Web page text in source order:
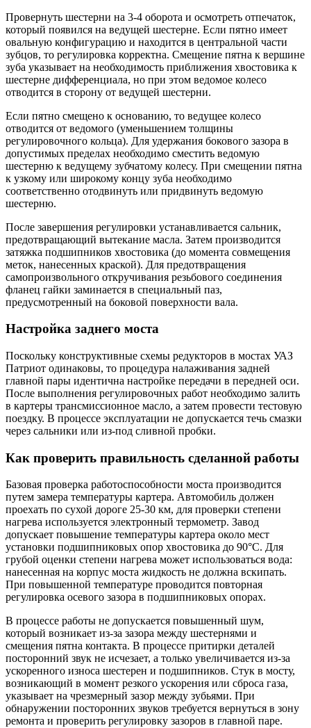
Провернуть шестерни на 3-4 оборота и осмотреть отпечаток,
который появился на ведущей шестерне. Если пятно имеет
овальную конфигурацию и находится в центральной части
зубцов, то регулировка корректна. Смещение пятна к вершине
зуба указывает на необходимость приближения хвостовика к
шестерне дифференциала, но при этом ведомое колесо
отводится в сторону от ведущей шестерни.
Если пятно смещено к основанию, то ведущее колесо
отводится от ведомого (уменьшением толщины
регулировочного кольца). Для удержания бокового зазора в
допустимых пределах необходимо сместить ведомую
шестерню к ведущему зубчатому колесу. При смещении пятна
к узкому или широкому концу зуба необходимо
соответственно отодвинуть или придвинуть ведомую
шестерню.
После завершения регулировки устанавливается сальник,
предотвращающий вытекание масла. Затем производится
затяжка подшипников хвостовика (до момента совмещения
меток, нанесенных краской). Для предотвращения
самопроизвольного откручивания резьбового соединения
фланец гайки заминается в специальный паз,
предусмотренный на боковой поверхности вала.
Настройка заднего моста
Поскольку конструктивные схемы редукторов в мостах УАЗ
Патриот одинаковы, то процедура налаживания задней
главной пары идентична настройке передачи в передней оси.
После выполнения регулировочных работ необходимо залить
в картеры трансмиссионное масло, а затем провести тестовую
поездку. В процессе эксплуатации не допускается течь смазки
через сальники или из-под сливной пробки.
Как проверить правильность сделанной работы
Базовая проверка работоспособности моста производится
путем замера температуры картера. Автомобиль должен
проехать по сухой дороге 25-30 км, для проверки степени
нагрева используется электронный термометр. Завод
допускает повышение температуры картера около мест
установки подшипниковых опор хвостовика до 90°С. Для
грубой оценки степени нагрева может использоваться вода:
нанесенная на корпус моста жидкость не должна вскипать.
При повышенной температуре проводится повторная
регулировка осевого зазора в подшипниковых опорах.
В процессе работы не допускается повышенный шум,
который возникает из-за зазора между шестернями и
смещения пятна контакта. В процессе притирки деталей
посторонний звук не исчезает, а только увеличивается из-за
ускоренного износа шестерен и подшипников. Стук в мосту,
возникающий в момент резкого ускорения или сброса газа,
указывает на чрезмерный зазор между зубьями. При
обнаружении посторонних звуков требуется вернуться в зону
ремонта и проверить регулировку зазоров в главной паре.